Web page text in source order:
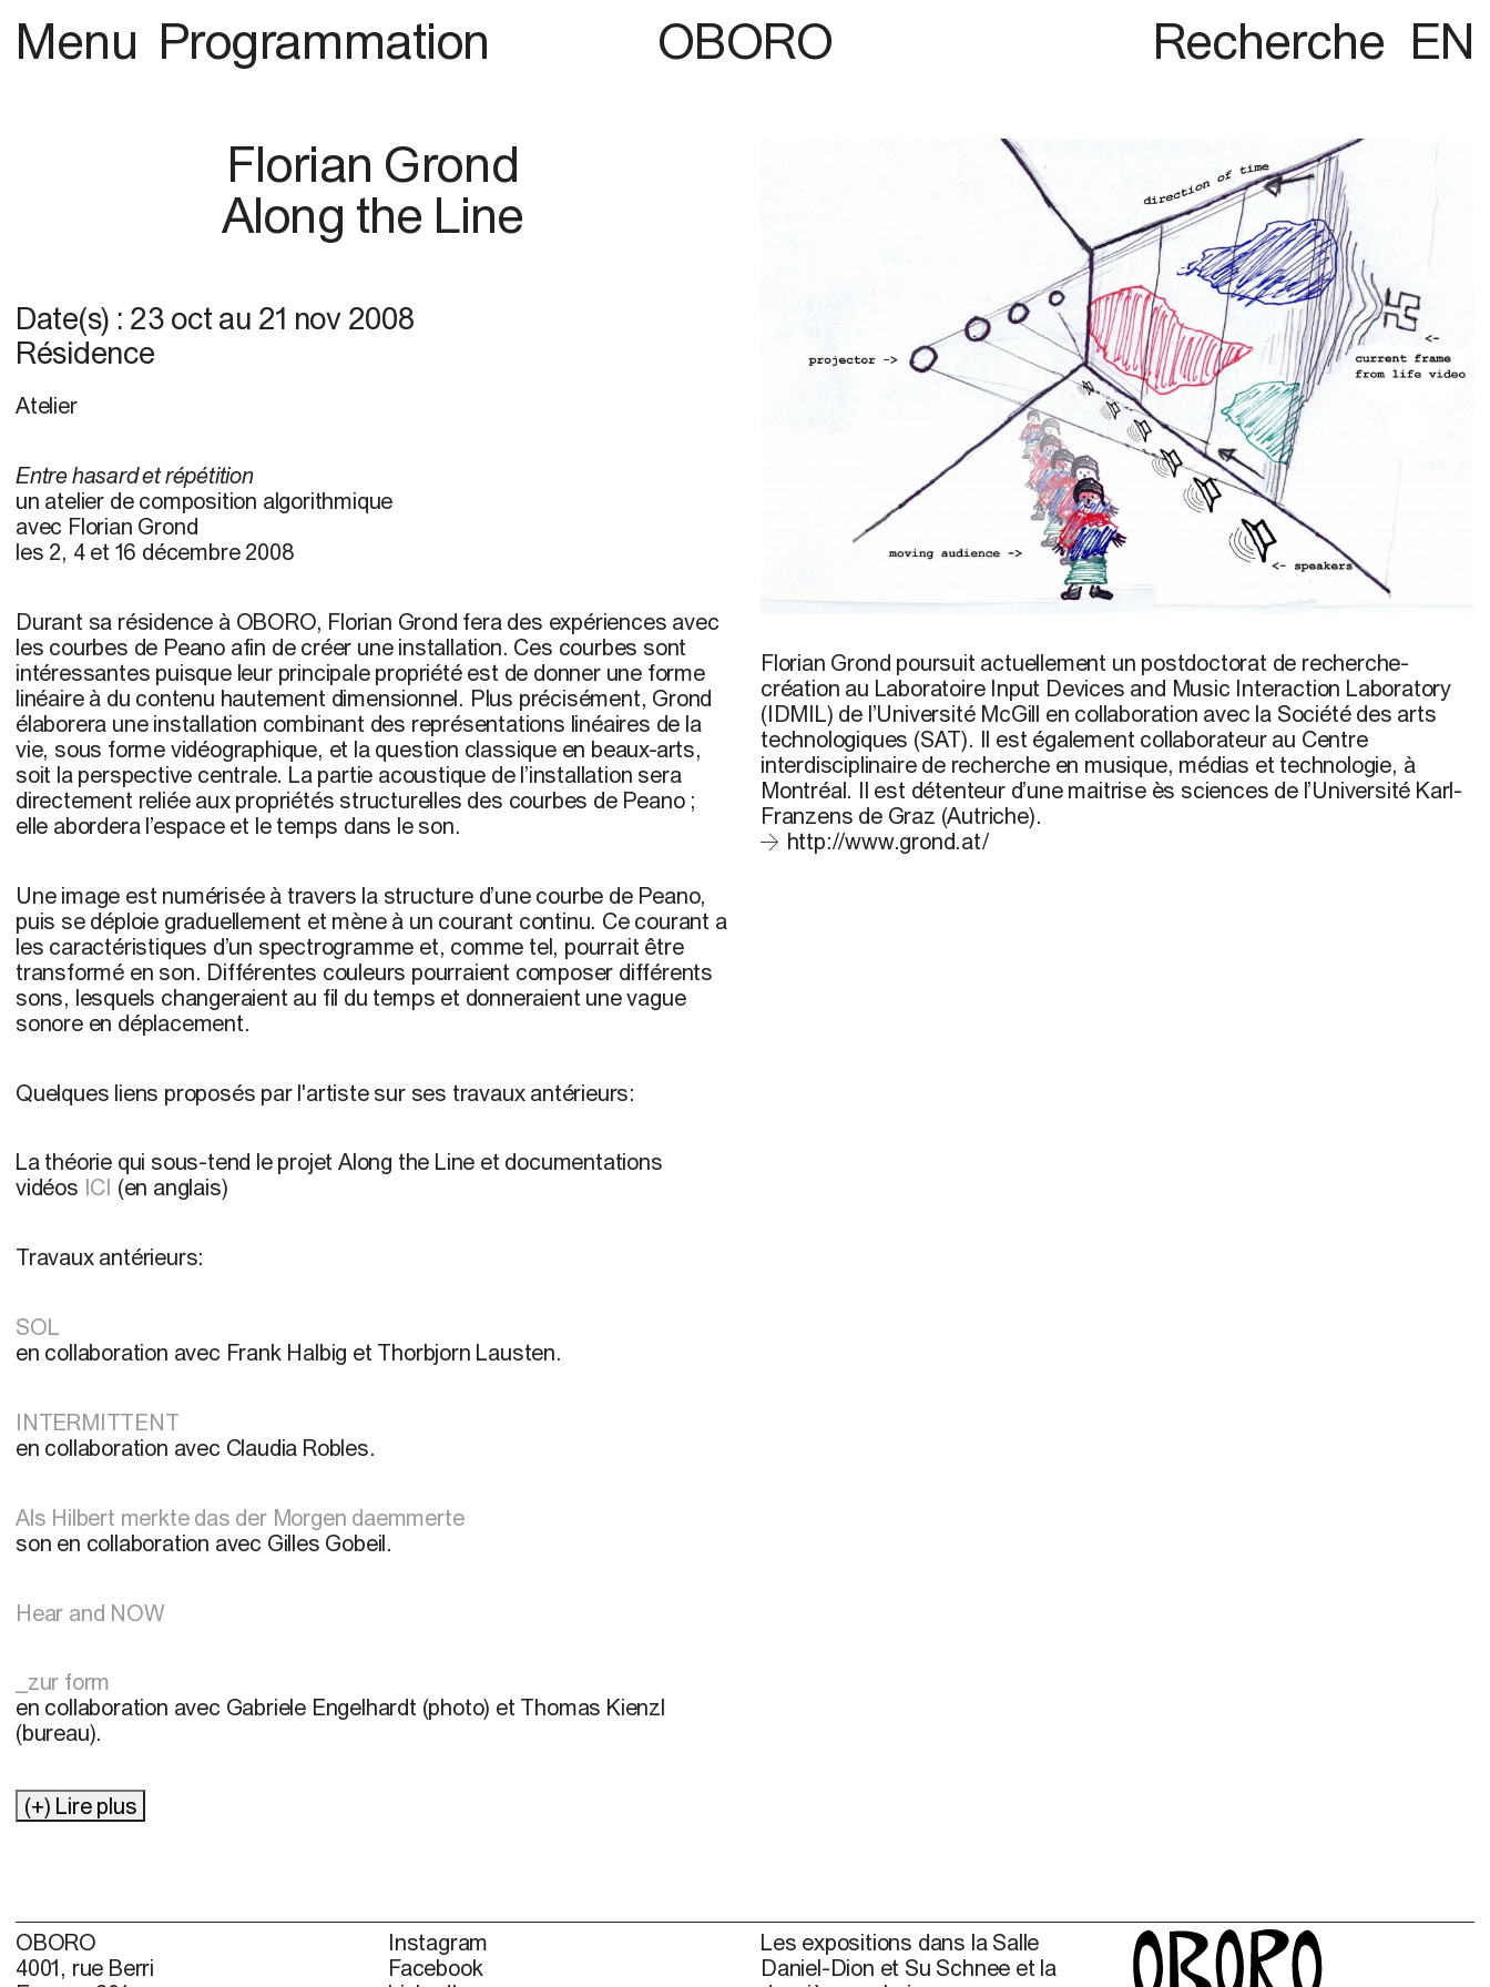
Menu Programmation OBORO Recherche EN
Florian Grond
Along the Line
Date(s) : 23 oct au 21 nov 2008
Résidence
Atelier
Entre hasard et répétition
un atelier de composition algorithmique
avec Florian Grond
les 2, 4 et 16 décembre 2008
Durant sa résidence à OBORO, Florian Grond fera des expériences avec
les courbes de Peano afin de créer une installation. Ces courbes sont
intéressantes puisque leur principale propriété est de donner une forme
linéaire à du contenu hautement dimensionnel. Plus précisément, Grond
élaborera une installation combinant des représentations linéaires de la
vie, sous forme vidéographique, et la question classique en beaux-arts,
soit la perspective centrale. La partie acoustique de l’installation sera
directement reliée aux propriétés structurelles des courbes de Peano ;
elle abordera l’espace et le temps dans le son.
Une image est numérisée à travers la structure d’une courbe de Peano,
puis se déploie graduellement et mène à un courant continu. Ce courant a
les caractéristiques d’un spectrogramme et, comme tel, pourrait être
transformé en son. Différentes couleurs pourraient composer différents
sons, lesquels changeraient au fil du temps et donneraient une vague
sonore en déplacement.
Quelques liens proposés par l'artiste sur ses travaux antérieurs:
La théorie qui sous-tend le projet Along the Line et documentations
vidéos ICI (en anglais)
Travaux antérieurs:
SOL
en collaboration avec Frank Halbig et Thorbjorn Lausten.
INTERMITTENT
en collaboration avec Claudia Robles.
Als Hilbert merkte das der Morgen daemmerte
son en collaboration avec Gilles Gobeil.
Hear and NOW
_zur form
en collaboration avec Gabriele Engelhardt (photo) et Thomas Kienzl
(bureau).
(+) Lire plus
Florian Grond poursuit actuellement un postdoctorat de recherche-
création au Laboratoire Input Devices and Music Interaction Laboratory
(IDMIL) de l’Université McGill en collaboration avec la Société des arts
technologiques (SAT). Il est également collaborateur au Centre
interdisciplinaire de recherche en musique, médias et technologie, à
Montréal. Il est détenteur d’une maitrise ès sciences de l’Université Karl-
Franzens de Graz (Autriche).
http://www.grond.at/
OBORO
4001, rue Berri
Instagram
Facebook
Les expositions dans la Salle
Daniel-Dion et Su Schnee et la